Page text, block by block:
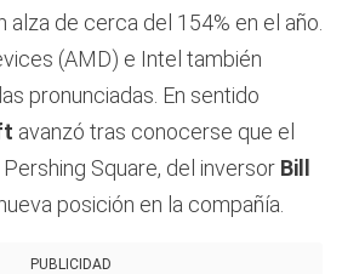
alza de cerca del 154% en el año.
(AMD) e Intel también
pronunciadas. En sentido
avanzó tras conocerse que el
Square, del inversor Bill
posición en la compañía.
PUBLICIDAD